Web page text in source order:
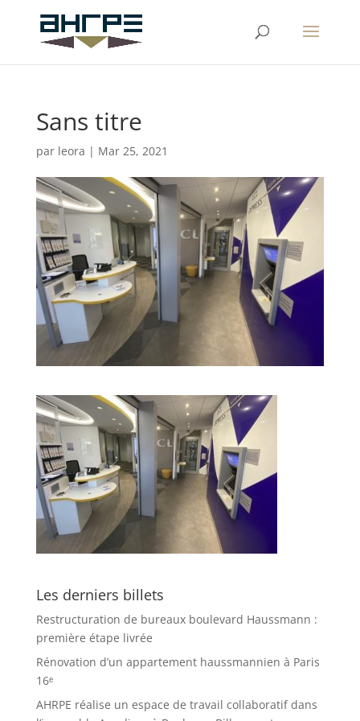
Sans titre
par leora | Mar 25, 2021
Les derniers billets
Restructuration de bureaux boulevard Haussmann :
première étape livrée
Rénovation d’un appartement haussmannien à Paris
16ᵉ
AHRPE réalise un espace de travail collaboratif dans